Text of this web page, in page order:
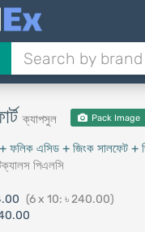
ক্যাপসুল Pack Image
ফলিক এসিড + জিংক সালফেট +
পিএলসি
(6 x 10: ৳ 240.00)